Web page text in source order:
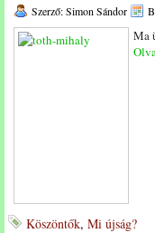
Szerző: Simon Sándor
Ma
Köszöntők, Mi újság?